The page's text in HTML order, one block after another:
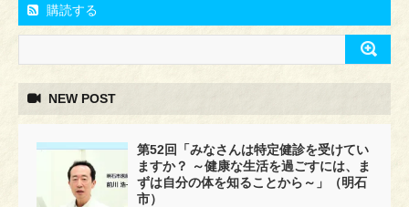
購読する
NEW POST
第52回「みなさんは特定健診を受けてい
ますか？ ～健康な生活を過ごすには、ま
ずは自分の体を知ることから～」（明石
市）